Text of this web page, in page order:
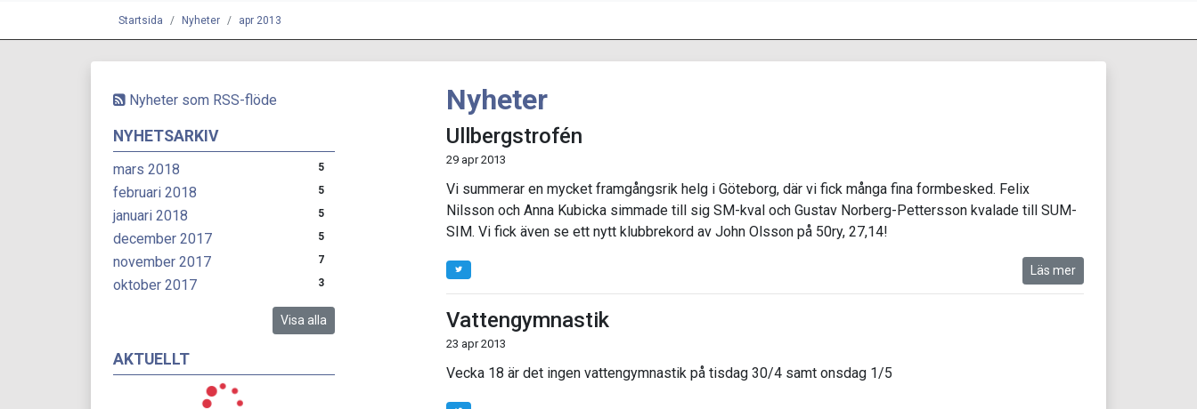
Startsida Nyheter apr 2013
Nyheter som RSS-flöde
NYHETSARKIV
mars 2018 5
februari 2018 5
januari 2018 5
december 2017 5
november 2017 7
oktober 2017 3
Visa alla
AKTUELLT
Nyheter
Ullbergstrofén
29 apr 2013
Vi summerar en mycket framgångsrik helg i Göteborg, där vi fick många fina formbesked. Felix
Nilsson och Anna Kubicka simmade till sig SM-kval och Gustav Norberg-Pettersson kvalade till SUM-
SIM. Vi fick även se ett nytt klubbrekord av John Olsson på 50ry, 27,14!
Läs mer
Vattengymnastik
23 apr 2013
Vecka 18 är det ingen vattengymnastik på tisdag 30/4 samt onsdag 1/5